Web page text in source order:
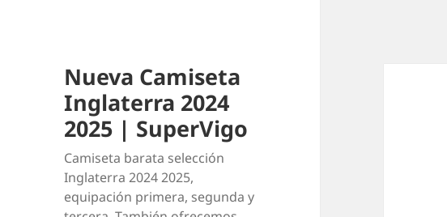
Nueva Camiseta
Inglaterra 2024
2025 | SuperVigo
Camiseta barata selección
Inglaterra 2024 2025,
equipación primera, segunda y